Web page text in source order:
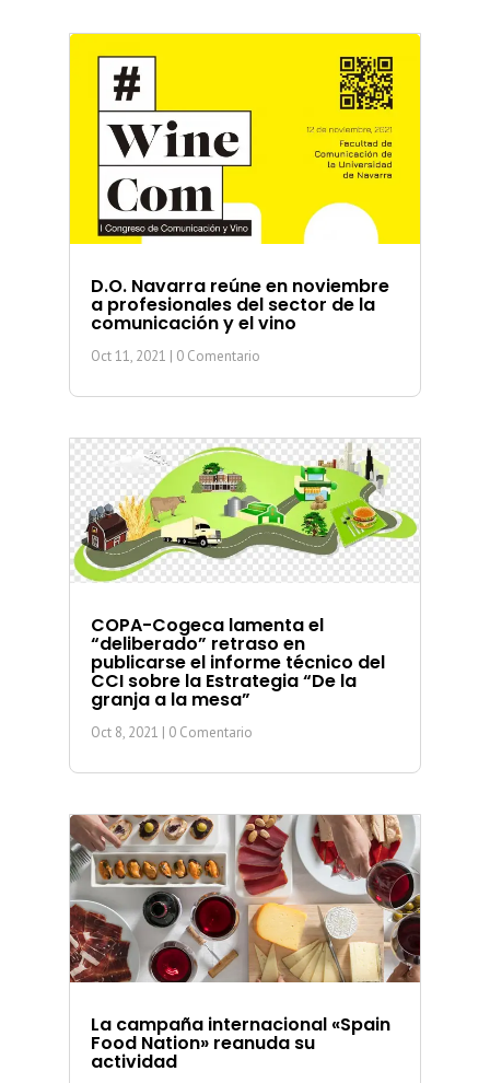
D.O. Navarra reúne en noviembre
a profesionales del sector de la
comunicación y el vino
Oct 11, 2021 | 0 Comentario
COPA-Cogeca lamenta el
“deliberado” retraso en
publicarse el informe técnico del
CCI sobre la Estrategia “De la
granja a la mesa”
Oct 8, 2021 | 0 Comentario
La campaña internacional «Spain
Food Nation» reanuda su
actividad